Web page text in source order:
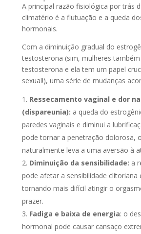
A principal razão fisiológica por trás
climatério é a flutuação e a queda
hormonais.
Com a diminuição gradual do
testosterona (sim, mulheres
testosterona e ela tem um papel
sexual!), uma série de mudanças
Ressecamento vaginal e dor
(dispareunia): a queda do
paredes vaginais e diminui a
pode tornar a penetração dolorosa,
naturalmente leva a uma aversão à
Diminuição da sensibilidade: a
pode afetar a sensibilidade clitoriana
tornando mais difícil atingir o
prazer.
Fadiga e baixa de energia: o
hormonal pode causar cansaço